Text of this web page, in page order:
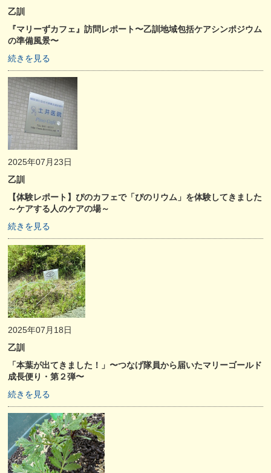
乙訓
『マリーずカフェ』訪問レポート〜乙訓地域包括ケアシンポジウム
の準備風景〜
続きを見る
2025年07月23日
乙訓
【体験レポート】ぴのカフェで「ぴのリウム」を体験してきました
～ケアする人のケアの場～
続きを見る
2025年07月18日
乙訓
「本葉が出てきました！」〜つなげ隊員から届いたマリーゴールド
成長便り・第２弾〜
続きを見る